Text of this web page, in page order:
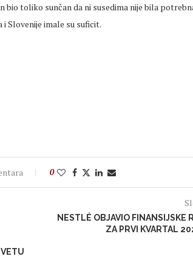
bio toliko sunčan da ni susedima nije bila
Slovenije imale su suficit.
0
NESTLÉ OBJAVIO FINANSIJSKE
ZA PRVI KVARTAL